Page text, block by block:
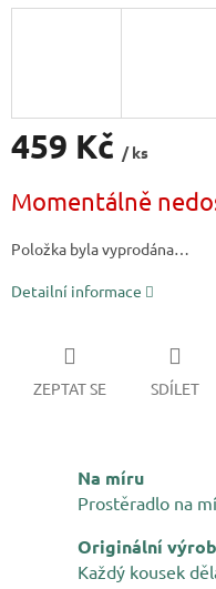
459 Kč / ks
cena:
Momentálně
Položka byla vyprodána…
Detailní informace
ZEPTAT SE SDÍLET
Na míru
Prostěradlo na
Originální
Každý kousek